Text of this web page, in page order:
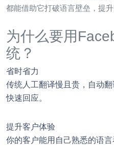
都能借助它打破语言壁垒，提升
为什么要用
统？
省时省力
传统人工翻译慢且贵，自动
快速回应。
提升客户体验
你的客户能用自己熟悉的语